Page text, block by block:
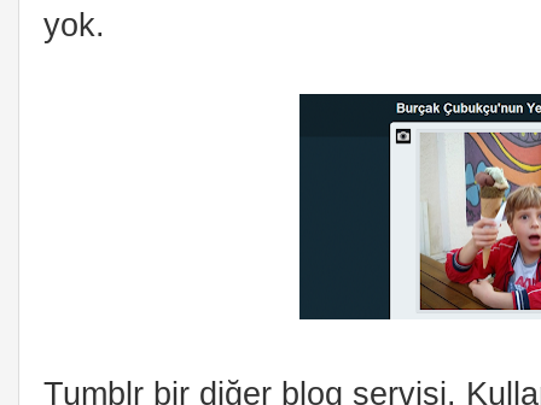
yok.
Tumblr bir diğer blog servisi.